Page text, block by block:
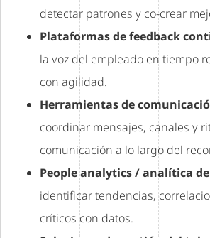
detectar patrones y co-crear
Plataformas de feedback
la voz del empleado en tiempo
con agilidad.
Herramientas de
coordinar mensajes, canales y
comunicación a lo largo del
People analytics / analítica de
identificar tendencias,
críticos con datos.